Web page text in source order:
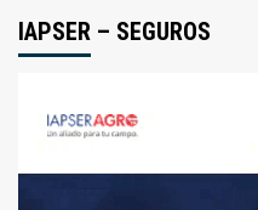
IAPSER – SEGUROS